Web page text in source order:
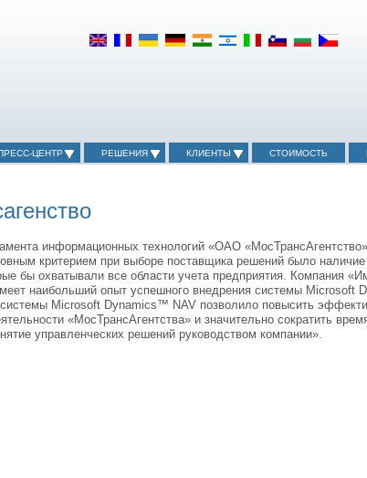
ЦЕНТР РЕШЕНИЯ КЛИЕНТЫ СТОИМОСТЬ
информационных технологий «ОАО
критерием при выборе поставщика решений было
бы охватывали все области учета предприятия. Компания
наибольший опыт успешного внедрения системы Microsoft
Microsoft Dynamics™ NAV позволило повысить
«МосТрансАгентства» и значительно сократить
управленческих решений руководством компании».